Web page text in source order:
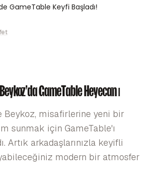
GameTable Keyfi Başladı!
GameTable Heyecanı
Beykoz, misafirlerine yeni bir
sunmak için GameTable'ı
Artık arkadaşlarınızla keyifli
modern bir atmosfer